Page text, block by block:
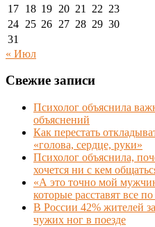
17 18 19 20 21 22 23
24 25 26 27 28 29 30
31
« Июл
Свежие записи
Психолог объяснила
объяснений
Как перестать
«голова, сердце, руки»
Психолог объяснила,
хочется ни с кем
«А это точно мой
которые расставят все
В России 42% жителей
чужих ног в поезде